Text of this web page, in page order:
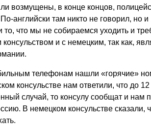
возмущены, в конце концов,
английски там никто не говорил, но
что мы не собираемся уходить и
консульством и с немецким, так как,
телефонам нашли «горячие»
консульстве нам ответили, что до
случай, то консулу сообщат и нам
В немецком консульстве сказали,